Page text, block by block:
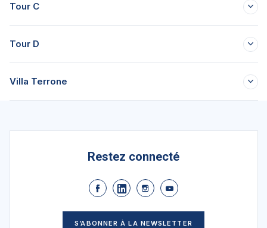
Tour C
Tour D
Villa Terrone
Restez connecté
S’ABONNER À LA NEWSLETTER